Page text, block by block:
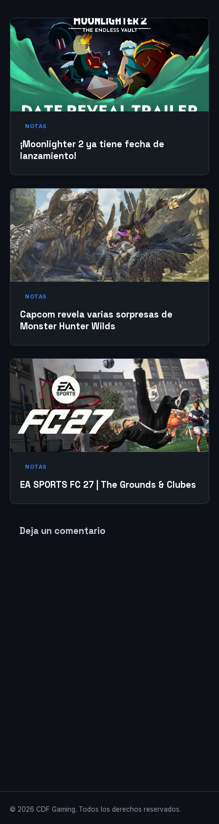
NOTAS
¡Moonlighter 2 ya tiene fecha de
lanzamiento!
NOTAS
Capcom revela varias sorpresas de
Monster Hunter Wilds
NOTAS
EA SPORTS FC 27 | The Grounds & Clubes
Deja un comentario
© 2026 CDF Gaming. Todos los derechos reservados.